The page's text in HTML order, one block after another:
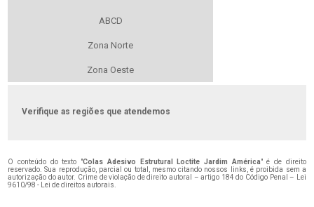
ABCD
Zona Norte
Zona Oeste
Verifique as regiões que atendemos
O conteúdo do texto "Colas Adesivo Estrutural Loctite Jardim América" é de direito
reservado. Sua reprodução, parcial ou total, mesmo citando nossos links, é proibida sem a
autorização do autor. Crime de violação de direito autoral – artigo 184 do Código Penal –
Lei
9610/98 - Lei de direitos autorais